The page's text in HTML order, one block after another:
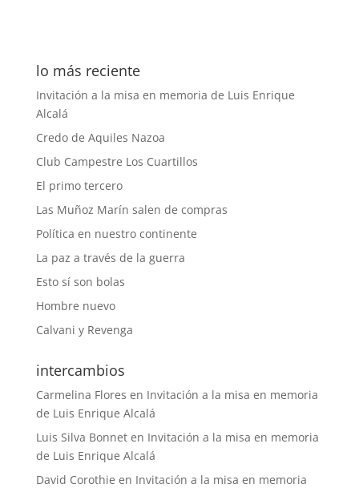
lo más reciente
Invitación a la misa en memoria de Luis Enrique
Alcalá
Credo de Aquiles Nazoa
Club Campestre Los Cuartillos
El primo tercero
Las Muñoz Marín salen de compras
Política en nuestro continente
La paz a través de la guerra
Esto sí son bolas
Hombre nuevo
Calvani y Revenga
intercambios
Carmelina Flores en Invitación a la misa en memoria
de Luis Enrique Alcalá
Luis Silva Bonneten Invitación a la misa en memoria
de Luis Enrique Alcalá
David Corothie en Invitación a la misa en memoria